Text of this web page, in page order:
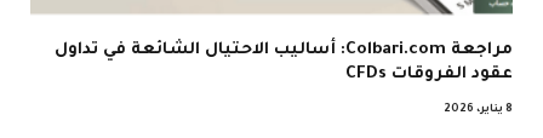
مراجعة Colbari.com: أساليب الاحتيال الشائعة في تداول
عقود الفروقات CFDs
8 يناير، 2026